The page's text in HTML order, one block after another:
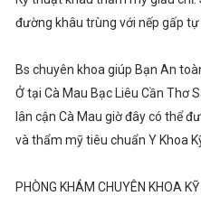
đường khâu trùng với nếp gấp
Bs chuyên khoa giúp Bạn An
Ở tại Cà Mau Bạc Liêu Cần Thơ
lân cận Cà Mau giờ đây có thể
và thẩm mỹ tiêu chuẩn Y Khoa
PHÒNG KHÁM CHUYÊN KHOA